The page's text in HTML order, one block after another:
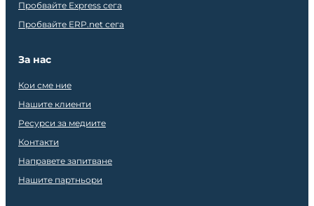
Пробвайте Express сега
Пробвайте ERP.net сега
За нас
Кои сме ние
Нашите клиенти
Ресурси за медиите
Контакти
Направете запитване
Нашите партньори